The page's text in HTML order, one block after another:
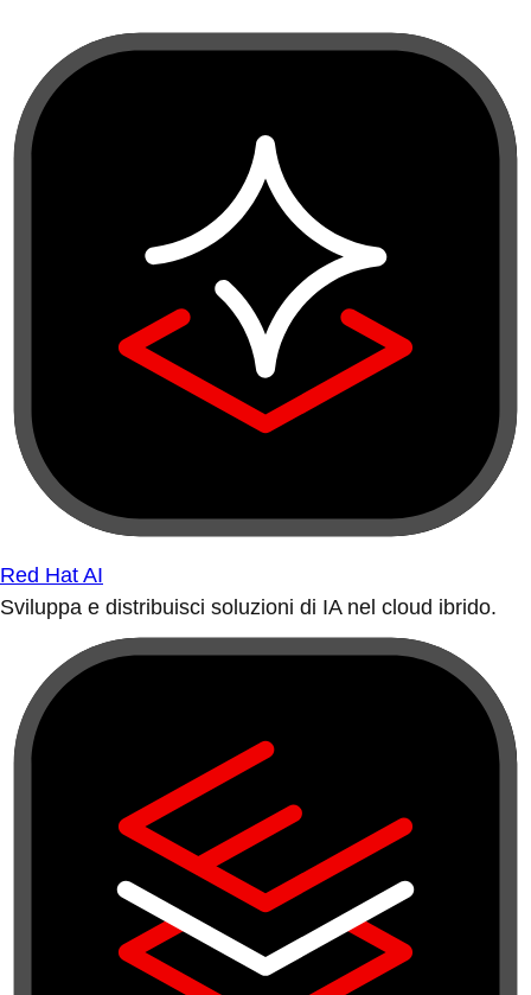
Red Hat AI
Sviluppa e distribuisci soluzioni di IA nel cloud ibrido.